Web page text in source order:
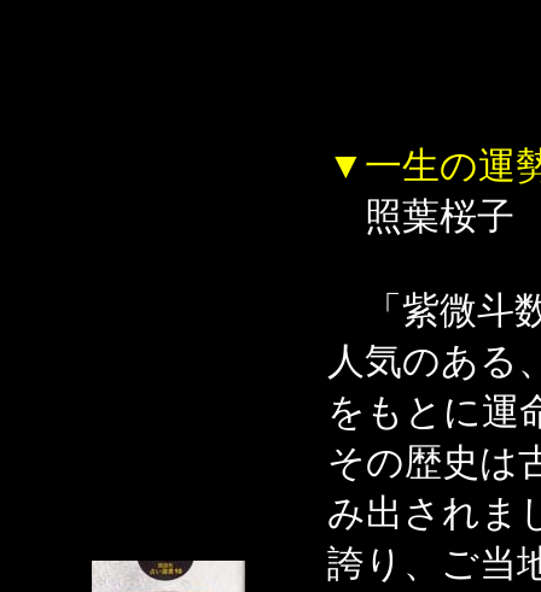
▼一生の運
照葉桜子
「紫微斗
人気のある
をもとに運
その歴史は
み出されま
誇り、ご当